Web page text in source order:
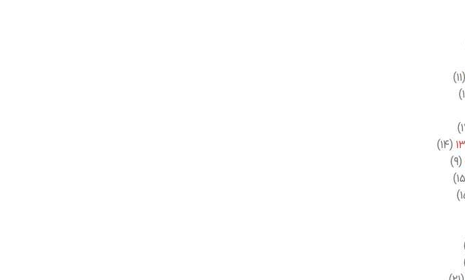
(۱۴)
(۹)